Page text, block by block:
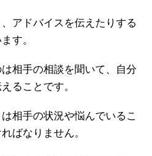
アドバイスを伝えたりする
す。
は相手の相談を聞いて、自分
ることです。
相手の状況や悩んでいるこ
ばなりません。